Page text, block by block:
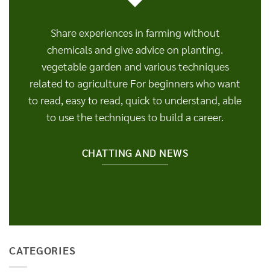
Share experiences in farming without
chemicals and give advice on planting.
vegetable garden and various techniques
related to agriculture For beginners who want
to read, easy to read, quick to understand, able
to use the techniques to build a career.
CHATTING AND NEWS
CATEGORIES